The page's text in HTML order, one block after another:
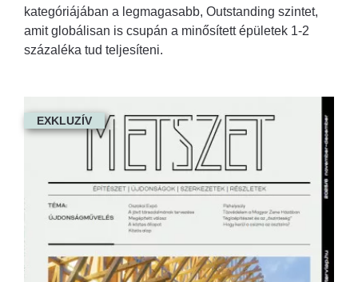
kategóriájában a legmagasabb, Outstanding szintet,
amit globálisan is csupán a minősített épületek 1-2
százaléka tud teljesíteni.
EXKLUZÍV